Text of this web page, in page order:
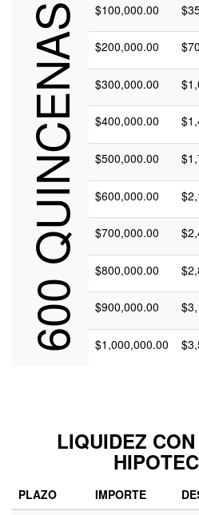
600 QUINCENAS $100,000.00
$200,000.00
$300,000.00
$400,000.00
$500,000.00
$600,000.00
$700,000.00
$800,000.00
$900,000.00
$1,000,000.00
LIQUIDEZ
PLAZO IMPORTE